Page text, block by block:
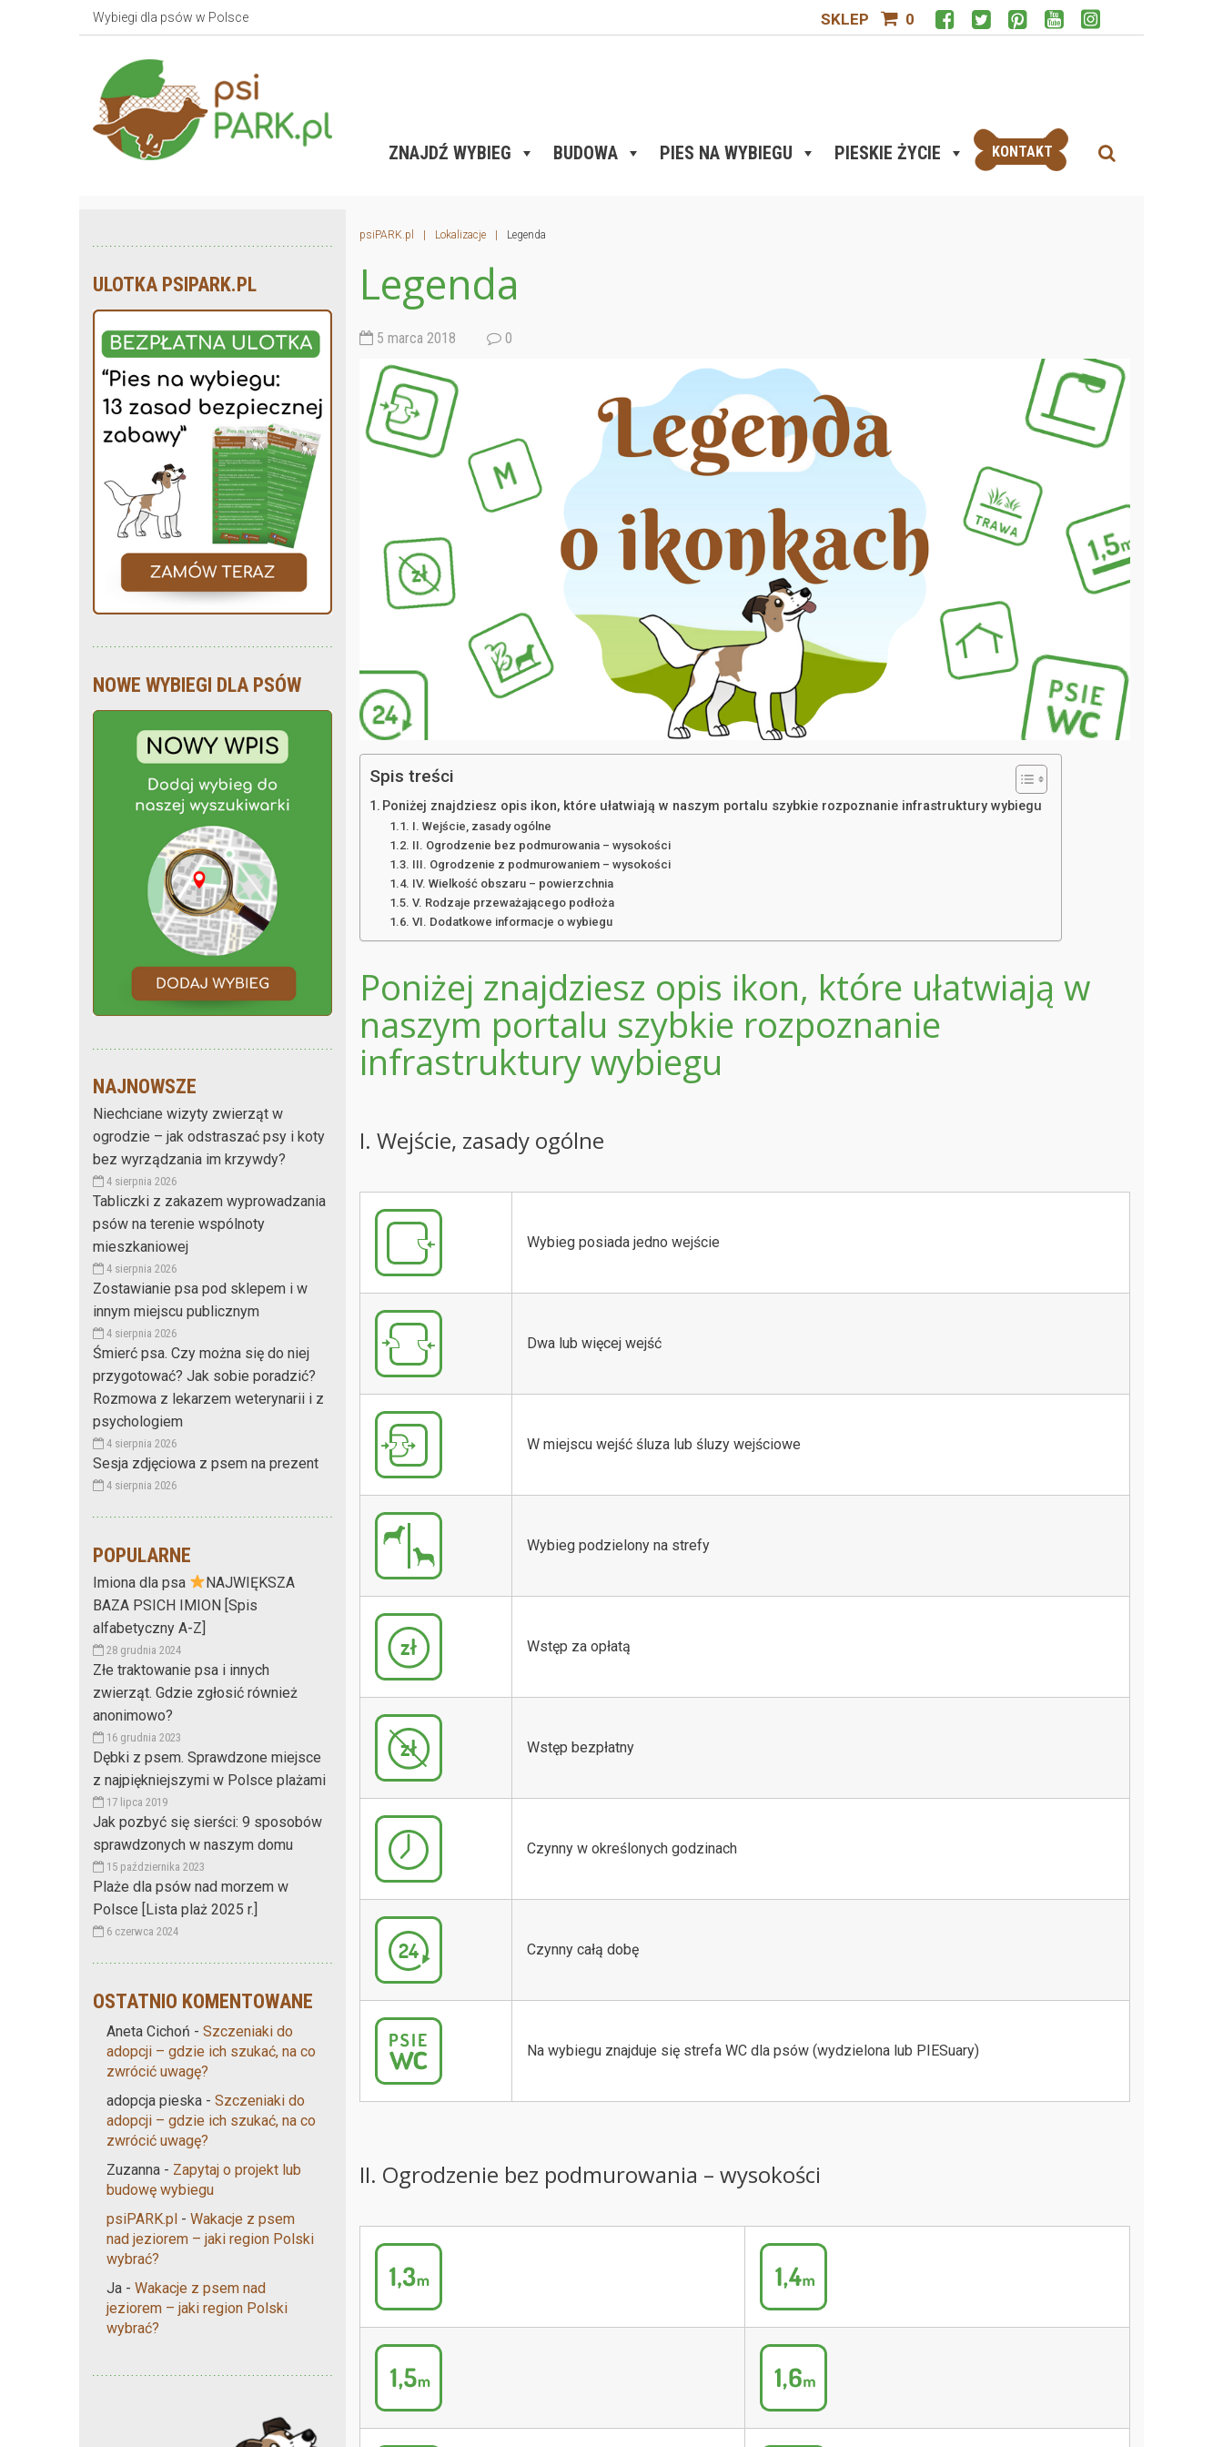
Wybiegi dla psów w Polsce SKLEP 0
ZNAJDŹ WYBIEG BUDOWA PIES NA WYBIEGU PIESKIE ŻYCIE KONTAKT
ULOTKA PSIPARK.PL
NOWE WYBIEGI DLA PSÓW
NAJNOWSZE
Niechciane wizyty zwierząt w
ogrodzie – jak odstraszać psy i koty
bez wyrządzania im krzywdy?
4 sierpnia 2026
Tabliczki z zakazem wyprowadzania
psów na terenie wspólnoty
mieszkaniowej
4 sierpnia 2026
Zostawianie psa pod sklepem i w
innym miejscu publicznym
4 sierpnia 2026
Śmierć psa. Czy można się do niej
przygotować? Jak sobie poradzić?
Rozmowa z lekarzem weterynarii i z
psychologiem
4 sierpnia 2026
Sesja zdjęciowa z psem na prezent
4 sierpnia 2026
POPULARNE
Imiona dla psa
NAJWIĘKSZA
BAZA PSICH IMION [Spis
alfabetyczny A-Z]
28 grudnia 2024
Złe traktowanie psa i innych
zwierząt. Gdzie zgłosić również
anonimowo?
16 grudnia 2023
Dębki z psem. Sprawdzone miejsce
z najpiękniejszymi w Polsce plażami
17 lipca 2019
Jak pozbyć się sierści: 9 sposobów
sprawdzonych w naszym domu
15 października 2023
Plaże dla psów nad morzem w
Polsce [Lista plaż 2025 r.]
6 czerwca 2024
OSTATNIO KOMENTOWANE
Aneta Cichoń - Szczeniaki do
adopcji – gdzie ich szukać, na co
zwrócić uwagę?
adopcja pieska - Szczeniaki do
adopcji – gdzie ich szukać, na co
zwrócić uwagę?
Zuzanna - Zapytaj o projekt lub
budowę wybiegu
psiPARK.pl - Wakacje z psem
nad jeziorem – jaki region Polski
wybrać?
Ja - Wakacje z psem nad
jeziorem – jaki region Polski
wybrać?
psiPARK.pl Lokalizacje Legenda
Legenda
5 marca 2018 0
Spis treści
Poniżej znajdziesz opis ikon, które ułatwiają w naszym portalu szybkie rozpoznanie infrastruktury wybiegu
I. Wejście, zasady ogólne
II. Ogrodzenie bez podmurowania – wysokości
III. Ogrodzenie z podmurowaniem – wysokości
IV. Wielkość obszaru – powierzchnia
V. Rodzaje przeważającego podłoża
VI. Dodatkowe informacje o wybiegu
Poniżej znajdziesz opis ikon, które ułatwiają w
naszym portalu szybkie rozpoznanie
infrastruktury wybiegu
I. Wejście, zasady ogólne
Wybieg posiada jedno wejście
Dwa lub więcej wejść
W miejscu wejść śluza lub śluzy wejściowe
Wybieg podzielony na strefy
Wstęp za opłatą
Wstęp bezpłatny
Czynny w określonych godzinach
Czynny całą dobę
Na wybiegu znajduje się strefa WC dla psów (wydzielona lub PIESuary)
II. Ogrodzenie bez podmurowania – wysokości